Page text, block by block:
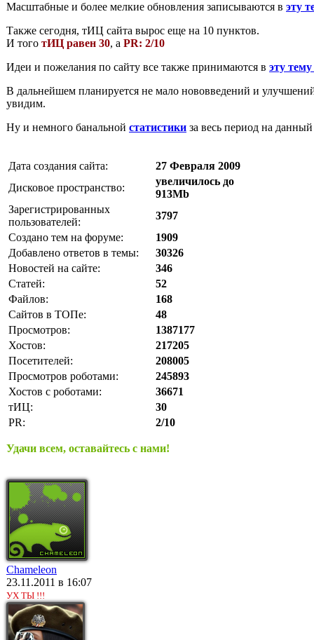
Масштабные и более мелкие обновления записываются в эту
Также сегодня, тИЦ сайта вырос еще на 10 пунктов.
И того тИЦ равен 30, а PR: 2/10
Идеи и пожелания по сайту все также принимаются в эту
В дальнейшем планируется не мало нововведений и
увидим.
Ну и немного банальной статистики за весь период на
Дата создания сайта:
27 Февраля 2009
Дисковое пространство:
увеличилось до
913Mb
Зарегистрированных
пользователей:
3797
Создано тем на форуме:
1909
Добавлено ответов в темы:
30326
Новостей на сайте:
346
Статей:
52
Файлов:
168
Сайтов в ТОПе:
48
Просмотров:
1387177
Хостов:
217205
Посетителей:
208005
Просмотров роботами:
245893
Хостов с роботами:
36671
тИЦ:
30
PR:
2/10
Удачи всем, оставайтесь с нами!
Chameleon
23.11.2011 в 16:07
УХ ТЫ !!!